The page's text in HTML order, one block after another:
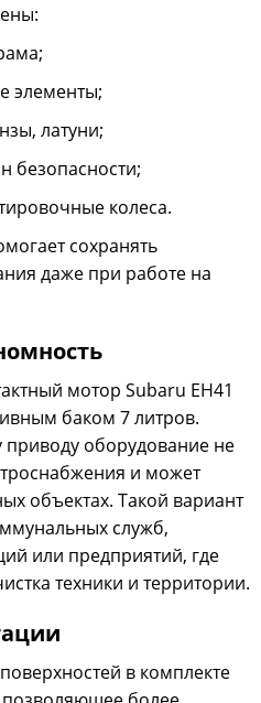
элементы;
латуни;
безопасности;
колеса.
сохранять
даже при работе на
мотор Subaru EH41
баком 7 литров.
оборудование не
и может
объектах. Такой вариант
служб,
или предприятий, где
техники и территории.
в комплекте